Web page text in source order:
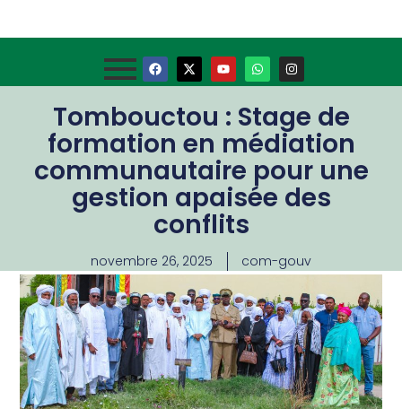
Tombouctou : Stage de
formation en médiation
communautaire pour une
gestion apaisée des
conflits
novembre 26, 2025 com-gouv